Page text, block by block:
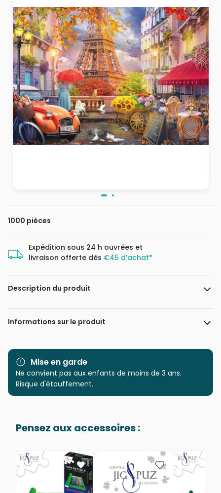
1000 pièces
Expédition sous 24 h ouvrées et
livraison offerte dès €45 d’achat*
Description du produit
Kateryna
Informations sur le produit
Marque Eurographics
Catégorie Puzzles - Villes et Villages
Age
Puzzle pour Adultes (500 à
Provenance Puzzles fabriqués en France
EAN 628136561693
Nombre de pièces 1000 pièces
Mise en garde
Ne convient pas aux enfants de moins de 3 ans.
Risque d'étouffement.
Pensez aux accessoires :